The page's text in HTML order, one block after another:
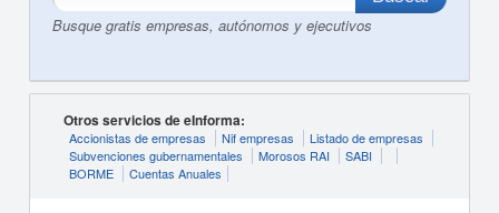
Busque gratis empresas, autónomos y ejecutivos
Otros servicios de eInforma:
Accionistas de empresas Nif empresas
Listado de empresas
Subvenciones gubernamentales
Morosos RAI
SABI
BORME
Cuentas Anuales